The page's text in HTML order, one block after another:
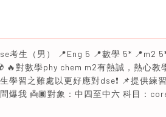
考生（男） 📍Eng 5 📍數學 5* 📍m2
對數學phy chem m2有熱誠，熱心教
學習之難處以更好應對dse❗️ 📌提供練
爆我 👼🏿對象：中四至中六 科目：